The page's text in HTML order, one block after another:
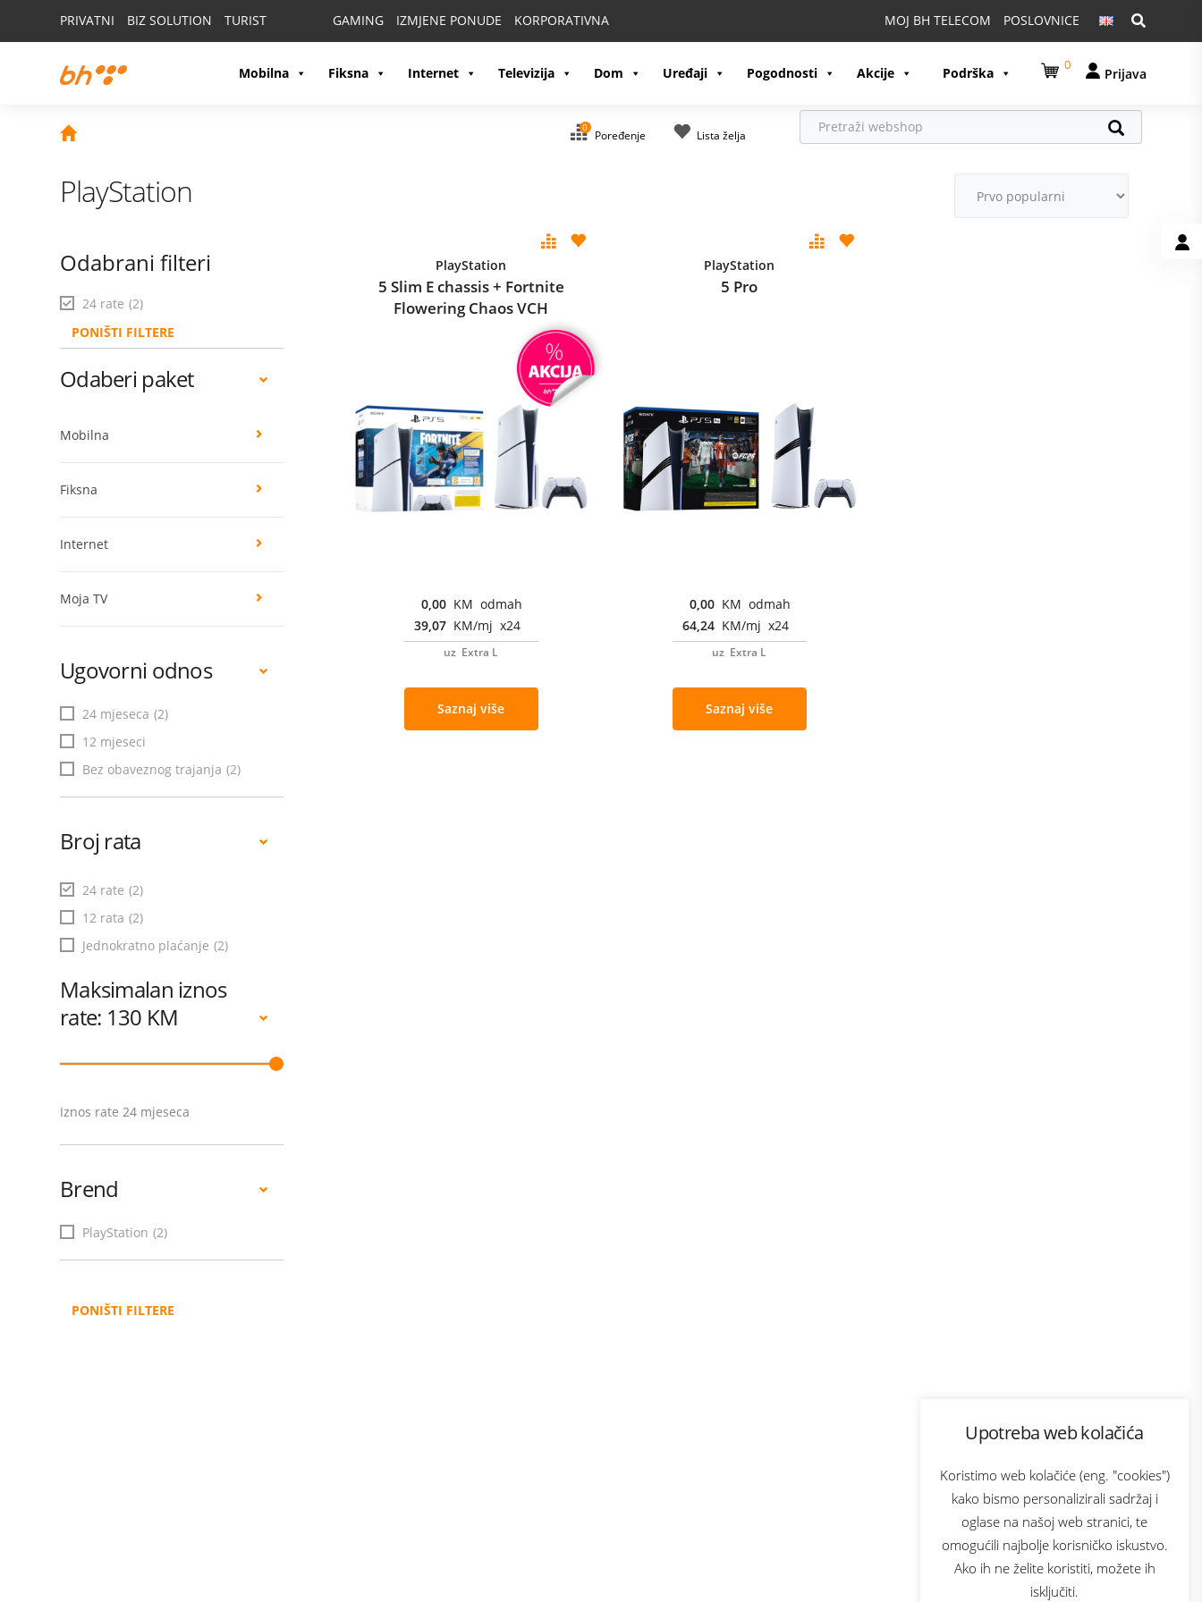
Upotreba web kolačića
Koristimo web kolačiće (eng. "cookies")
kako bismo personalizirali sadržaj i
oglase na našoj web stranici, te
omogućili najbolje korisničko iskustvo.
Ako ih ne želite koristiti, možete ih
isključiti.
PRIVATNI BIZ SOLUTION TURIST GAMING IZMJENE PONUDE KORPORATIVNA Pretraga:
MOJ BH TELECOM POSLOVNICE
Mobilna Fiksna Internet Televizija Dom Uređaji Pogodnosti Akcije Podrška 0
Prijava
0
Poređenje Lista želja
PlayStation
Odabrani filteri
24 rate (2)
PONIŠTI FILTERE
Odaberi paket
Mobilna
Fiksna
Internet
Moja TV
Ugovorni odnos
24 mjeseca (2)
12 mjeseci
Bez obaveznog trajanja (2)
Broj rata
24 rate (2)
12 rata (2)
Jednokratno plaćanje (2)
Maksimalan iznos
rate: 130 KM
Iznos rate 24 mjeseca
Brend
PlayStation (2)
PONIŠTI FILTERE
PlayStation
5 Slim E chassis + Fortnite
Flowering Chaos VCH
0,00 KM odmah
39,07 KM/mj x24
uz Extra L
Saznaj više
PlayStation
5 Pro
0,00 KM odmah
64,24 KM/mj x24
uz Extra L
Saznaj više
Bonus plus
Prijava za newsletter